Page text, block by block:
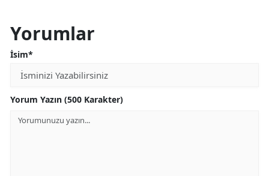
Yorumlar
İsim*
Yorum Yazın (500 Karakter)